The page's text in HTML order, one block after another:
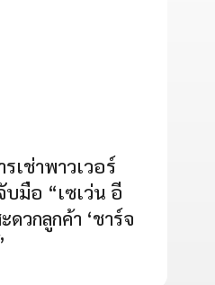
เช่าพาวเวอร์
มือ “เซเว่น อี
ดวกลูกค้า ‘ชาร์จ